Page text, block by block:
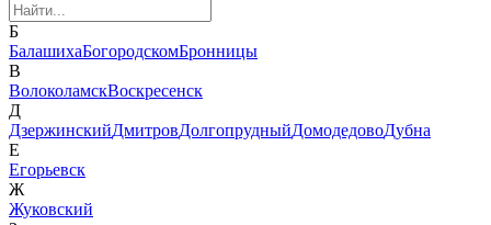
Б
БалашихаБогородскомБронницы
В
ВолоколамскВоскресенск
Д
ДзержинскийДмитровДолгопрудныйДомодедовоДубна
Е
Егорьевск
Ж
Жуковский